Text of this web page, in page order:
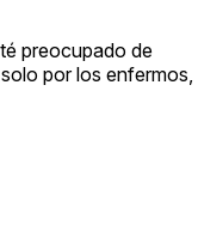
preocupado de
por los enfermos,